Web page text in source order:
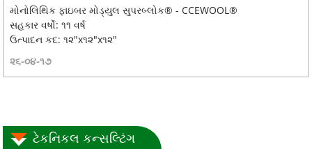
મોનોલિથિક ફાઇબર મોડ્યુલ સુપરબ્લોક® - CCEWOOL®
સહકાર વર્ષો: ૧૧ વર્ષ
ઉત્પાદન કદ: ૧૨"x૧૨"x૧૨"
૨૬-૦૪-૧૭
ટેકનિકલ કન્સલ્ટિંગ